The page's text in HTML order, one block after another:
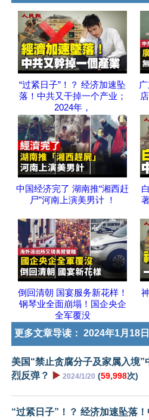
“过紧日子”！？ 经济加速坠
落！中共又干掉一个产业；
2024年，
中国经济完了 湖南推“湘西赶
尸”河南上演美男计 ！
倒回清朝 国宴服务新花样！
钢琴业全面崩塌！国企央企
全军覆没
更多文章导读： 2024年1月18日
美国“禁止贪腐分子及家属入境”
烈反弹？
▶️ 2024/1/20 (59,998次)
“过紧日子”！？ 经济加速坠落